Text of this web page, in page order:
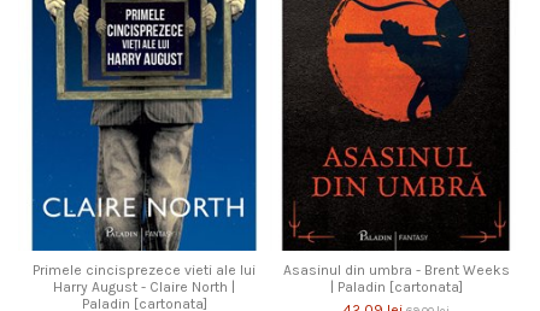
Primele cincisprezece vieti ale lui
Harry August - Claire North |
Paladin [cartonata]
Asasinul din umbra - Brent Weeks
| Paladin [cartonata]